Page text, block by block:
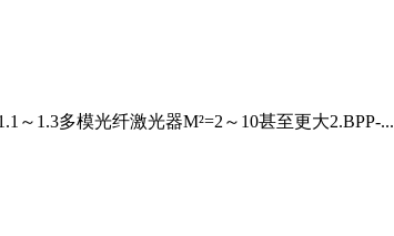
～1.3多模光纤激光器M²=2～10甚至更大2.BPP-...